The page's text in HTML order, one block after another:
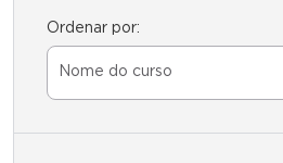
Ordenar por: